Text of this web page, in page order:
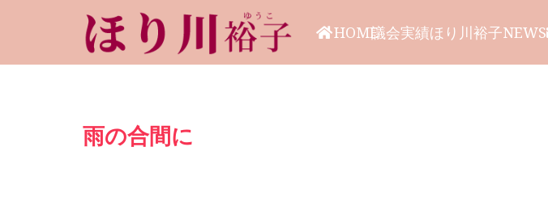
HOME議会実績ほり川裕子NEWS
雨の合間に